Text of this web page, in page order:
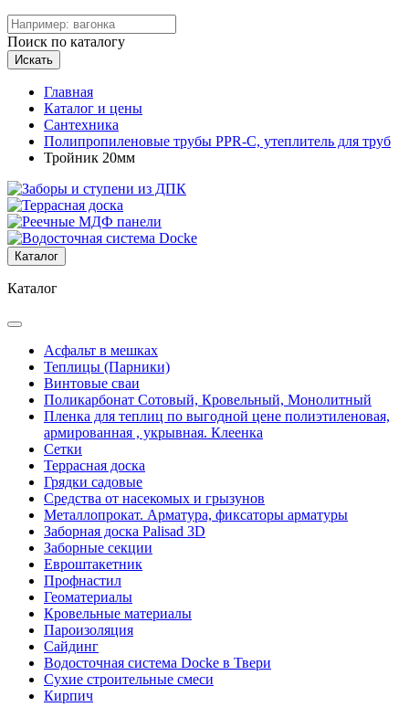
Поиск по каталогу
Искать
Главная
Каталог и цены
Сантехника
Полипропиленовые трубы PPR-C, утеплитель для труб
Тройник 20мм
Каталог
Каталог
Асфальт в мешках
Теплицы (Парники)
Винтовые сваи
Поликарбонат Сотовый, Кровельный, Монолитный
Пленка для теплиц по выгодной цене полиэтиленовая,
армированная , укрывная. Клеенка
Сетки
Террасная доска
Грядки садовые
Средства от насекомых и грызунов
Металлопрокат. Арматура, фиксаторы арматуры
Заборная доска Palisad 3D
Заборные секции
Евроштакетник
Профнастил
Геоматериалы
Кровельные материалы
Пароизоляция
Сайдинг
Водосточная система Docke в Твери
Сухие строительные смеси
Кирпич